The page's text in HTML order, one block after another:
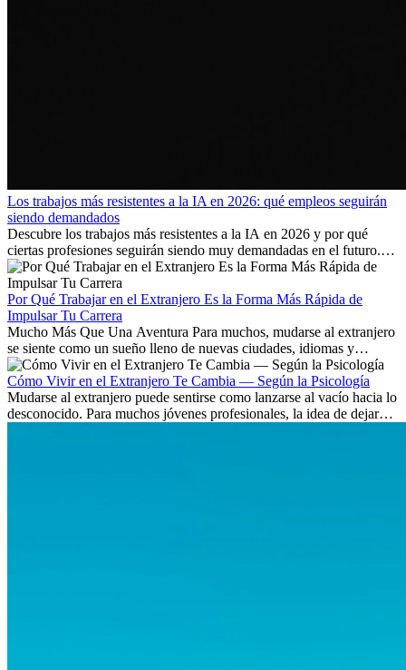
Los trabajos más resistentes a la IA en 2026: qué empleos seguirán
siendo demandados
Descubre los trabajos más resistentes a la IA en 2026 y por qué
ciertas profesiones seguirán siendo muy demandadas en el futuro.
Aprende qué habilidades serán clave y qué oportunidades laborales
existen a nivel internacional.
Por Qué Trabajar en el Extranjero Es la Forma Más Rápida de
Impulsar Tu Carrera
Mucho Más Que Una Aventura Para muchos, mudarse al extranjero
se siente como un sueño lleno de nuevas ciudades, idiomas y
culturas. Pero más allá de la...
Cómo Vivir en el Extranjero Te Cambia — Según la Psicología
Mudarse al extranjero puede sentirse como lanzarse al vacío hacia lo
desconocido. Para muchos jóvenes profesionales, la idea de dejar